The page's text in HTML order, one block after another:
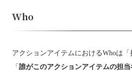
Who
アクションアイテムにおけるWhoは「
「誰がこのアクションアイテムの担当